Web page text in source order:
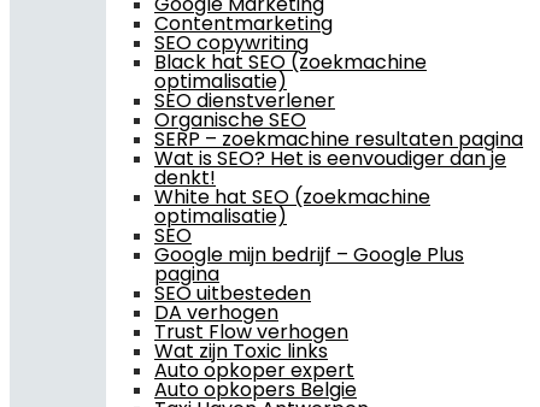
Contentmarketing
SEO copywriting
Black hat SEO (zoekmachine
optimalisatie)
SEO dienstverlener
Organische SEO
SERP – zoekmachine resultaten pagina
Wat is SEO? Het is eenvoudiger dan je
denkt!
White hat SEO (zoekmachine
optimalisatie)
SEO
Google mijn bedrijf – Google Plus
pagina
SEO uitbesteden
DA verhogen
Trust Flow verhogen
Wat zijn Toxic links
Auto opkoper expert
Auto opkopers Belgie